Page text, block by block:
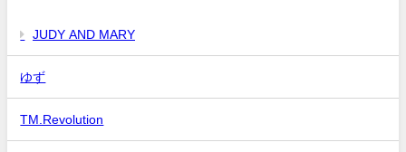
JUDY AND MARY
ゆず
TM.Revolution